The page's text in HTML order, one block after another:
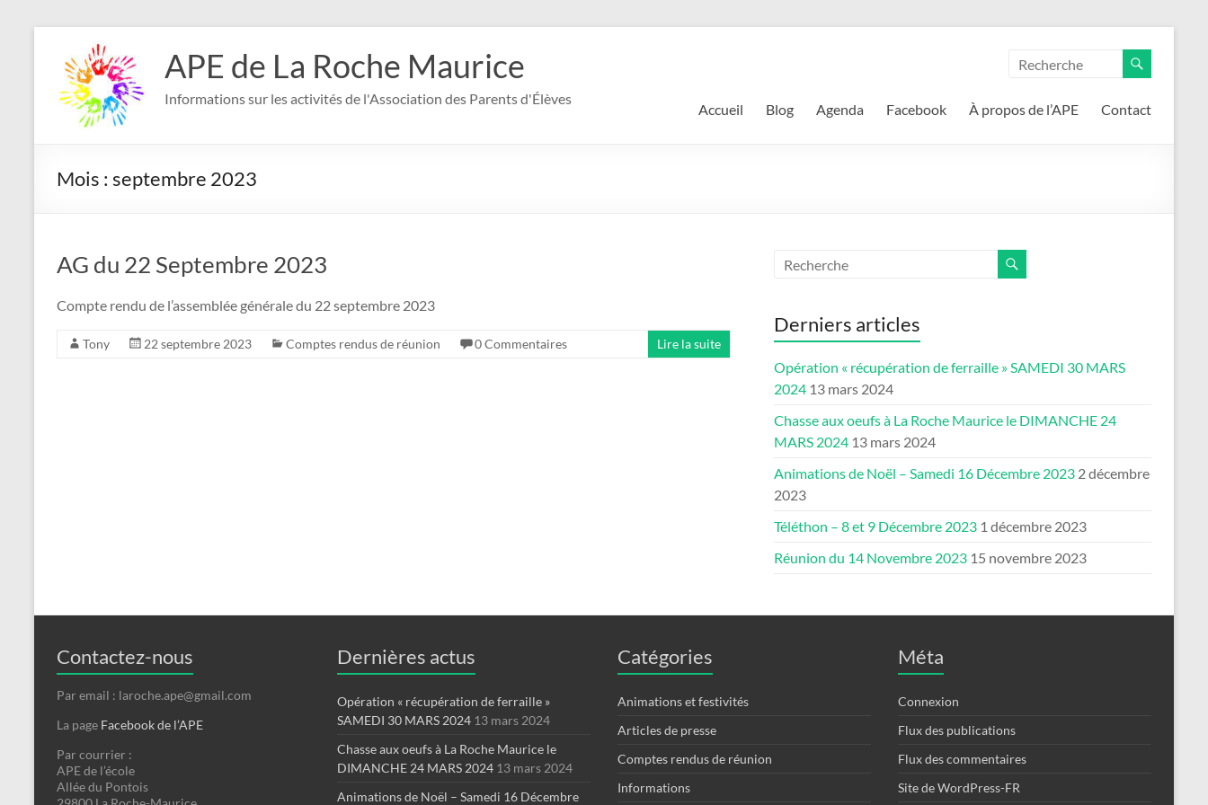
contenu
APE de La Roche Maurice
Informations sur les activités de l'Association des Parents d'Élèves
Accueil Blog Agenda Facebook À propos de l’APE Contact
Mois : septembre 2023
AG du 22 Septembre 2023
Compte rendu de l’assemblée générale du 22 septembre 2023
Tony 22 septembre 2023 Comptes rendus de réunion 0 Commentaires Lire la suite
Derniers articles
Opération « récupération de ferraille » SAMEDI 30 MARS
2024 13 mars 2024
Chasse aux oeufs à La Roche Maurice le DIMANCHE 24
MARS 2024 13 mars 2024
Animations de Noël – Samedi 16 Décembre 2023 2 décembre
2023
Téléthon – 8 et 9 Décembre 2023 1 décembre 2023
Réunion du 14 Novembre 2023 15 novembre 2023
Contactez-nous
Par email : laroche.ape@gmail.com
La page Facebook de l’APE
Par courrier :
APE de l’école
Allée du Pontois
Dernières actus
Opération « récupération de ferraille »
SAMEDI 30 MARS 2024 13 mars 2024
Chasse aux oeufs à La Roche Maurice le
DIMANCHE 24 MARS 2024 13 mars 2024
Animations de Noël – Samedi 16 Décembre
Catégories
Animations et festivités
Articles de presse
Comptes rendus de réunion
Informations
Méta
Connexion
Flux des publications
Flux des commentaires
Site de WordPress-FR